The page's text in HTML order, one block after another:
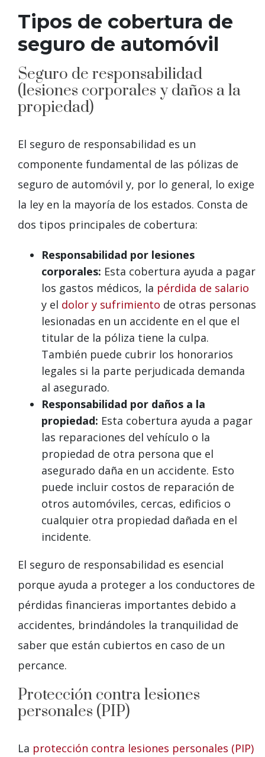
Tipos de cobertura de
seguro de automóvil
Seguro de responsabilidad
(lesiones corporales y daños a la
propiedad)
El seguro de responsabilidad es un
componente fundamental de las pólizas de
seguro de automóvil y, por lo general, lo exige
la ley en la mayoría de los estados. Consta de
dos tipos principales de cobertura:
Responsabilidad por lesiones
corporales: Esta cobertura ayuda a pagar
los gastos médicos, la pérdida de salario
y el dolor y sufrimiento de otras personas
lesionadas en un accidente en el que el
titular de la póliza tiene la culpa.
También puede cubrir los honorarios
legales si la parte perjudicada demanda
al asegurado.
Responsabilidad por daños a la
propiedad: Esta cobertura ayuda a pagar
las reparaciones del vehículo o la
propiedad de otra persona que el
asegurado daña en un accidente. Esto
puede incluir costos de reparación de
otros automóviles, cercas, edificios o
cualquier otra propiedad dañada en el
incidente.
El seguro de responsabilidad es esencial
porque ayuda a proteger a los conductores de
pérdidas financieras importantes debido a
accidentes, brindándoles la tranquilidad de
saber que están cubiertos en caso de un
percance.
Protección contra lesiones
personales (PIP)
La protección contra lesiones personales (PIP)